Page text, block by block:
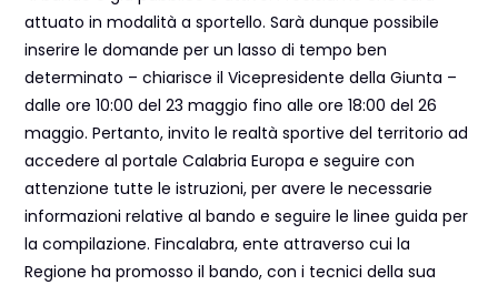
attuato in modalità a sportello. Sarà dunque possibile
inserire le domande per un lasso di tempo ben
determinato – chiarisce il Vicepresidente della Giunta –
dalle ore 10:00 del 23 maggio fino alle ore 18:00 del 26
maggio. Pertanto, invito le realtà sportive del territorio ad
accedere al portale Calabria Europa e seguire con
attenzione tutte le istruzioni, per avere le necessarie
informazioni relative al bando e seguire le linee guida per
la compilazione. Fincalabra, ente attraverso cui la
Regione ha promosso il bando, con i tecnici della sua